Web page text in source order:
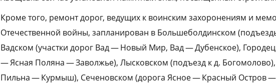
Кроме того, ремонт дорог, ведущих к воинским захоронениям и
Отечественной войны, запланирован в Большеболдинском
Вадском (участки дорог Вад — Новый Мир, Вад — Дубенское),
— Ясная Поляна — Заволжье), Лысковском (подъезд к д.
Пильна — Курмыш), Сеченовском (дорога Ясное — Красный Остров